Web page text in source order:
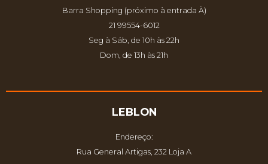
Barra Shopping (próximo à entrada À)
21 99554-6012
Seg à Sáb, de 10h às 22h
Dom, de 13h às 21h
LEBLON
Endereço:
Rua General Artigas, 232 Loja A